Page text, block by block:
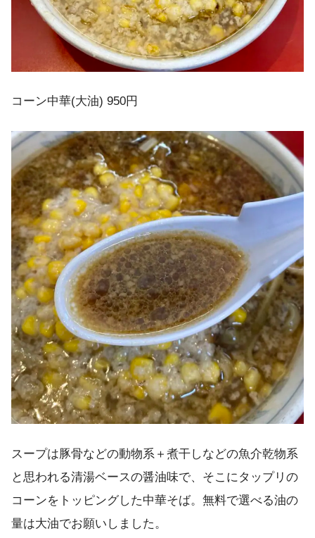
コーン中華(大油) 950円
スープは豚骨などの動物系＋煮干しなどの魚介乾物系
と思われる清湯ベースの醤油味で、そこにタップリの
コーンをトッピングした中華そば。無料で選べる油の
量は大油でお願いしました。